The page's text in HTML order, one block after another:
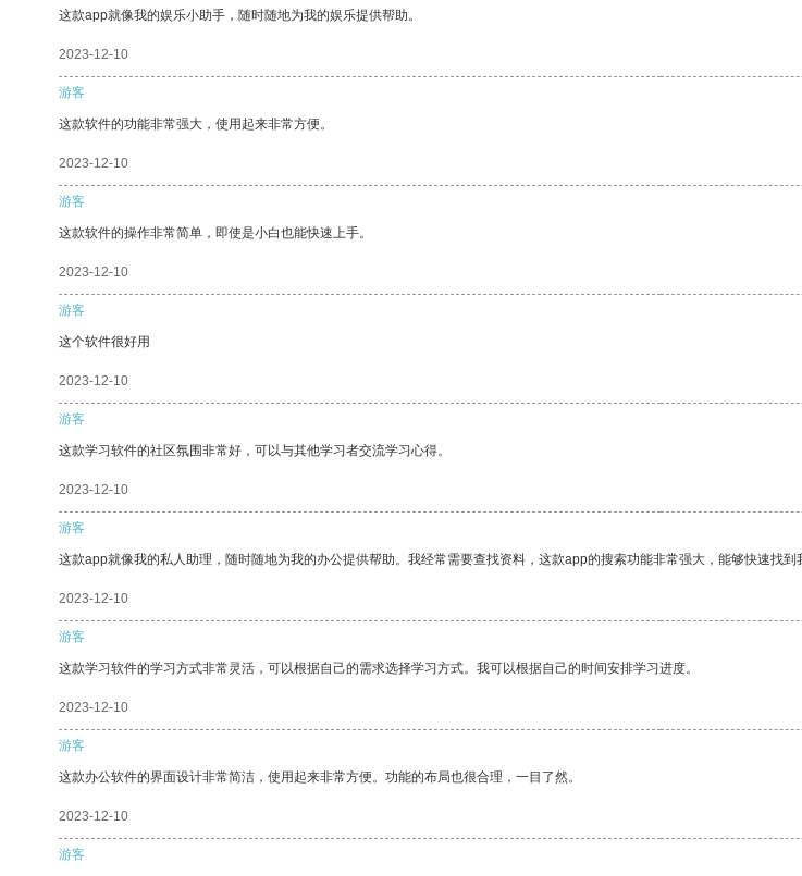
这款app就像我的娱乐小助手，随时随地为我的娱乐提供帮助。
2023-12-10
游客
这款软件的功能非常强大，使用起来非常方便。
2023-12-10
游客
这款软件的操作非常简单，即使是小白也能快速上手。
2023-12-10
游客
这个软件很好用
2023-12-10
游客
这款学习软件的社区氛围非常好，可以与其他学习者交流学习心得。
2023-12-10
游客
这款app就像我的私人助理，随时随地为我的办公提供帮助。我经常需要查找资料，这款app的搜索功能非常强大，能够快速找到
2023-12-10
游客
这款学习软件的学习方式非常灵活，可以根据自己的需求选择学习方式。我可以根据自己的时间安排学习进度。
2023-12-10
游客
这款办公软件的界面设计非常简洁，使用起来非常方便。功能的布局也很合理，一目了然。
2023-12-10
游客